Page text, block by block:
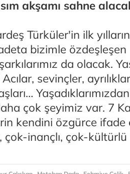
akşamı sahne
Türküler'in ilk
bizimle
da olacak.
sevinçler,
çok şeyimiz var. 7
kendini özgürce
çok-inançlı, çok-